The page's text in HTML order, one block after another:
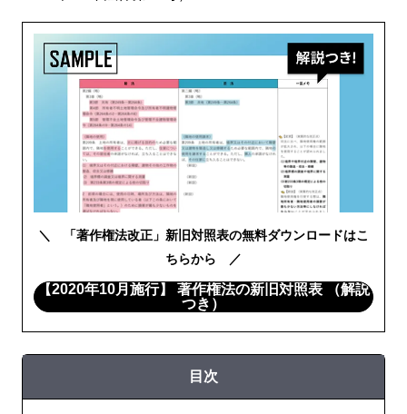
＼ 「著作権法改正」新旧対照表の無料ダウンロードはこ
ちらから ／
【2020年10月施行】 著作権法の新旧対照表 （解説
つき）
目次